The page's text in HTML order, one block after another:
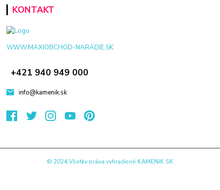
KONTAKT
WWW.MAXIOBCHOD-NARADIE.SK
+421 940 949 000
info@kamenik.sk
© 2024 Všetky práva vyhradené KAMENIK.SK